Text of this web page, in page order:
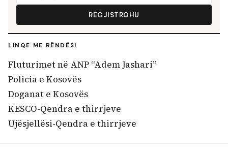
REGJISTROHU
LINQE ME RËNDËSI
Fluturimet në ANP “Adem Jashari”
Policia e Kosovës
Doganat e Kosovës
KESCO-Qendra e thirrjeve
Ujësjellësi-Qendra e thirrjeve